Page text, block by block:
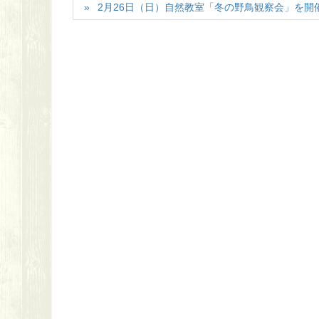
2月26日（日）自然教室「冬の野鳥観察会」を開